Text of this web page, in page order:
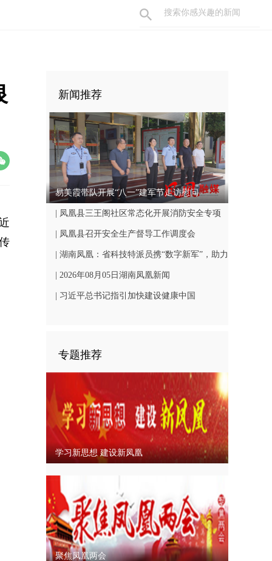
新闻推荐
易美霞带队开展“八一”建军节走访慰问
| 凤凰县三王阁社区常态化开展消防安全专项
巡查工作
| 凤凰县召开安全生产督导工作调度会
| 湖南凤凰：省科技特派员携“数字新军”，助力
凤凰文旅发展
| 2026年08月05日湖南凤凰新闻
| 习近平总书记指引加快建设健康中国
专题推荐
学习新思想 建设新凤凰
聚焦凤凰两会